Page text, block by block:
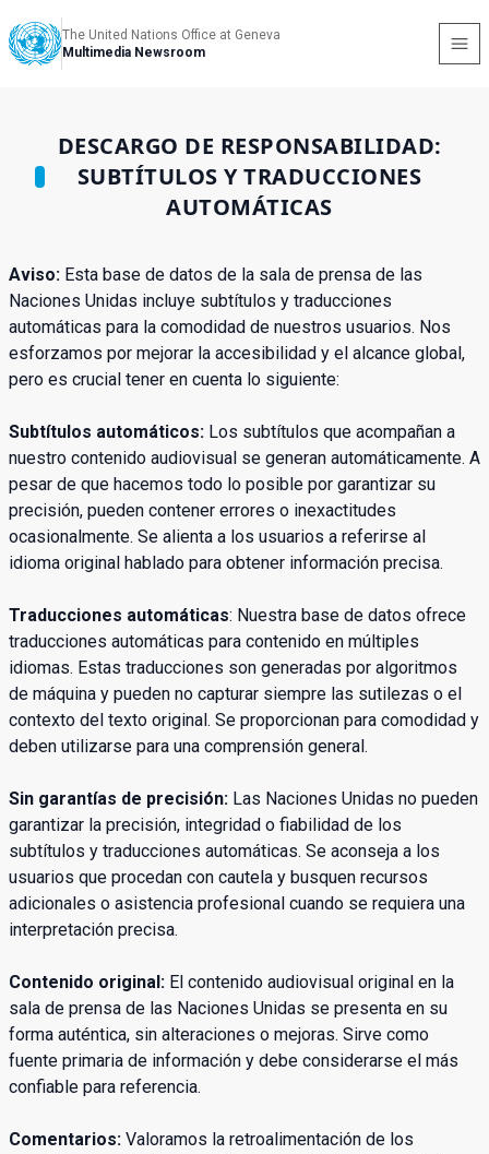
The United Nations Office at Geneva
Multimedia Newsroom
DESCARGO DE RESPONSABILIDAD:
SUBTÍTULOS Y TRADUCCIONES
AUTOMÁTICAS
Aviso: Esta base de datos de la sala de prensa de las
Naciones Unidas incluye subtítulos y traducciones
automáticas para la comodidad de nuestros usuarios. Nos
esforzamos por mejorar la accesibilidad y el alcance global,
pero es crucial tener en cuenta lo siguiente:
Subtítulos automáticos: Los subtítulos que acompañan a
nuestro contenido audiovisual se generan automáticamente. A
pesar de que hacemos todo lo posible por garantizar su
precisión, pueden contener errores o inexactitudes
ocasionalmente. Se alienta a los usuarios a referirse al
idioma original hablado para obtener información precisa.
Traducciones automáticas: Nuestra base de datos ofrece
traducciones automáticas para contenido en múltiples
idiomas. Estas traducciones son generadas por algoritmos
de máquina y pueden no capturar siempre las sutilezas o el
contexto del texto original. Se proporcionan para comodidad y
deben utilizarse para una comprensión general.
Sin garantías de precisión: Las Naciones Unidas no pueden
garantizar la precisión, integridad o fiabilidad de los
subtítulos y traducciones automáticas. Se aconseja a los
usuarios que procedan con cautela y busquen recursos
adicionales o asistencia profesional cuando se requiera una
interpretación precisa.
Contenido original: El contenido audiovisual original en la
sala de prensa de las Naciones Unidas se presenta en su
forma auténtica, sin alteraciones o mejoras. Sirve como
fuente primaria de información y debe considerarse el más
confiable para referencia.
Comentarios: Valoramos la retroalimentación de los